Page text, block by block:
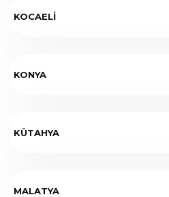
KOCAELİ
KONYA
KÜTAHYA
MALATYA